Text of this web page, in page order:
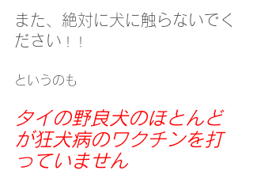
また、絶対に犬に触らないでく
ださい ！！
というのも
タイの野良犬のほとんど
が狂犬病のワクチンを打
っていません